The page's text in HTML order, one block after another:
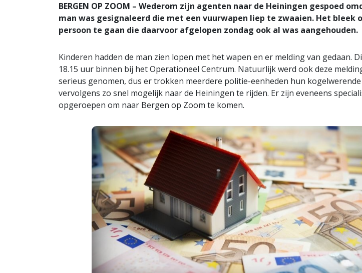
BERGEN OP ZOOM – Wederom zijn agenten naar de Heiningen gespoed
man was gesignaleerd die met een vuurwapen liep te zwaaien. Het bleek
persoon te gaan die daarvoor afgelopen zondag ook al was aangehouden.
Kinderen hadden de man zien lopen met het wapen en er melding van gedaan.
18.15 uur binnen bij het Operationeel Centrum. Natuurlijk werd ook deze
serieus genomen, dus er trokken meerdere politie-eenheden hun
vervolgens zo snel mogelijk naar de Heiningen te rijden. Er zijn eveneens
opgeroepen om naar Bergen op Zoom te komen.